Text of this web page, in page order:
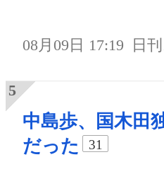
08月09日 17:19 日
中島歩、国木田
だった
31